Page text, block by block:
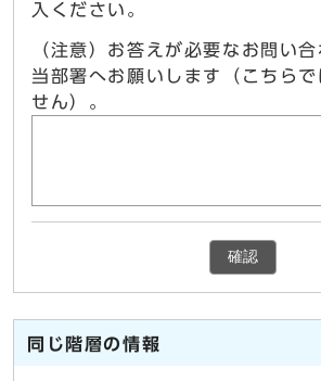
入ください。
（注意）お答えが必要なお問い
当部署へお願いします（こちら
せん）。
確認
同じ階層の情報